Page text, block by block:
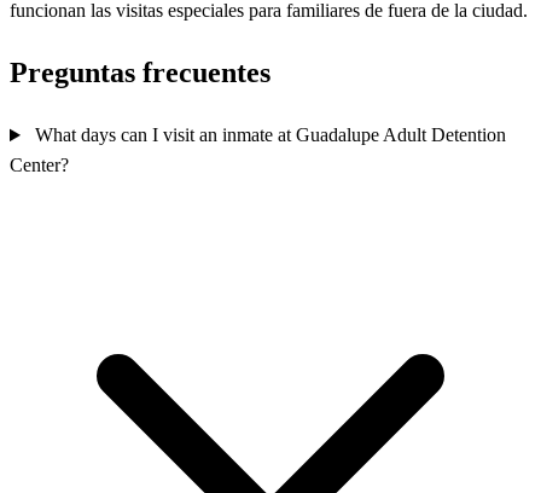
funcionan las visitas especiales para familiares de fuera de la ciudad.
Preguntas frecuentes
What days can I visit an inmate at Guadalupe Adult Detention
Center?